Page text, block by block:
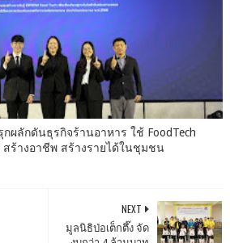
ผลักดันธุรกิจร้านอาหาร ใช้ FoodTech
ร้างอาชีพ สร้างรายได้ในชุมชน
NEXT
มูลนิธิป่อเต็กตึ๊ง จัด